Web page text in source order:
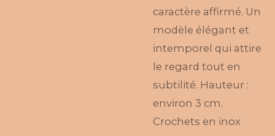
caractère affirmé. Un
modèle élégant et
intemporel qui attire
le regard tout en
subtilité. Hauteur :
environ 3 cm.
Crochets en inox